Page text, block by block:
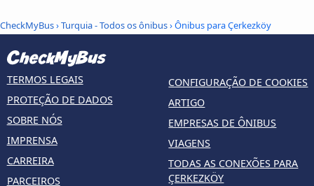
CheckMyBus›Turquia - Todos os ônibus› Ônibus para Çerkezköy
TERMOS LEGAIS
PROTEÇÃO DE DADOS
SOBRE NÓS
IMPRENSA
CARREIRA
PARCEIROS
CONFIGURAÇÃO DE COOKIES
ARTIGO
EMPRESAS DE ÔNIBUS
VIAGENS
TODAS AS CONEXÕES PARA
ÇERKEZKÖY